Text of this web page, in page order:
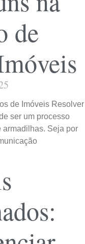
de
de Imóveis Resolver
ser um processo
armadilhas. Seja por